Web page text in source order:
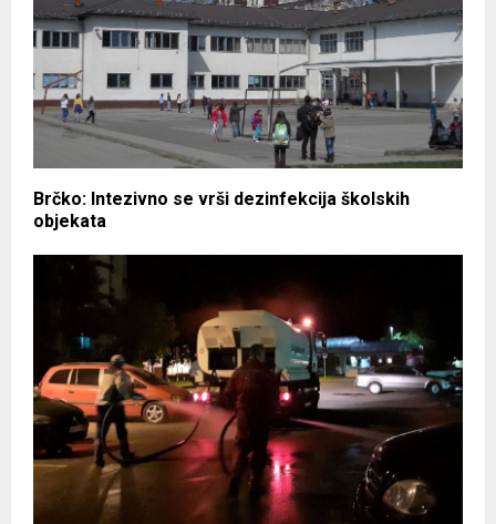
Brčko: Intezivno se vrši dezinfekcija školskih
objekata